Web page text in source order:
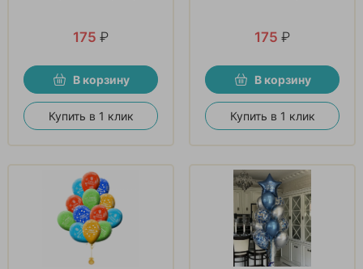
175 ₽
В корзину
Купить в 1 клик
175 ₽
В корзину
Купить в 1 клик